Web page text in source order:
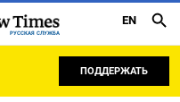
РУССКАЯ СЛУЖБА
EN
ПОДДЕРЖАТЬ